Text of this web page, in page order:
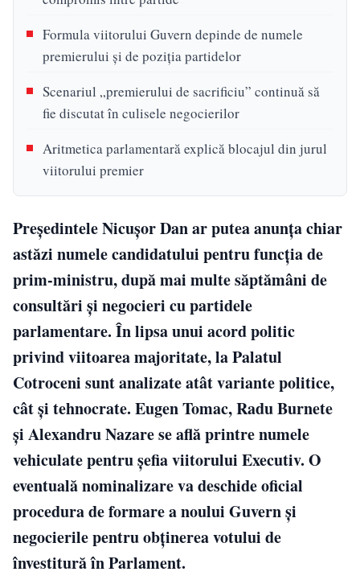
Formula viitorului Guvern depinde de numele
premierului și de poziția partidelor
Scenariul „premierului de sacrificiu” continuă să
fie discutat în culisele negocierilor
Aritmetica parlamentară explică blocajul din jurul
viitorului premier
Președintele Nicușor Dan ar putea anunța chiar
astăzi numele candidatului pentru funcția de
prim-ministru, după mai multe săptămâni de
consultări și negocieri cu partidele
parlamentare. În lipsa unui acord politic
privind viitoarea majoritate, la Palatul
Cotroceni sunt analizate atât variante politice,
cât și tehnocrate. Eugen Tomac, Radu Burnete
și Alexandru Nazare se află printre numele
vehiculate pentru șefia viitorului Executiv. O
eventuală nominalizare va deschide oficial
procedura de formare a noului Guvern și
negocierile pentru obținerea votului de
învestitură în Parlament.